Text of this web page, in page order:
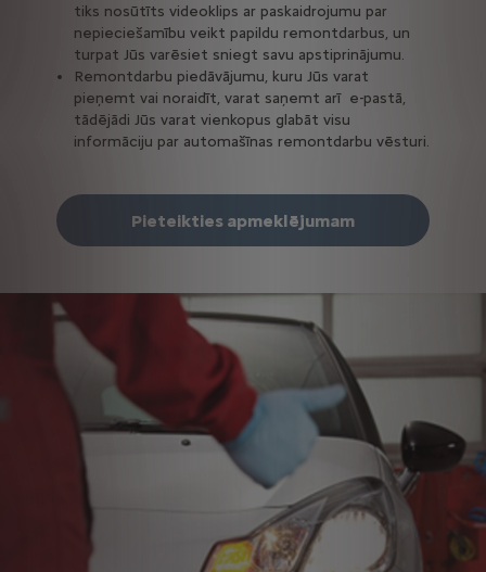
tiks nosūtīts videoklips ar paskaidrojumu par
nepieciešamību veikt papildu remontdarbus, un
turpat Jūs varēsiet sniegt savu apstiprinājumu.
Remontdarbu piedāvājumu, kuru Jūs varat
pieņemt vai noraidīt, varat saņemt arī e-pastā,
tādējādi Jūs varat vienkopus glabāt visu
informāciju par automašīnas remontdarbu vēsturi.
Pieteikties apmeklējumam